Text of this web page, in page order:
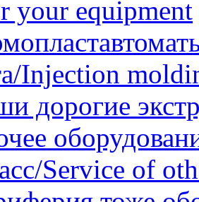
your equipment
Injection
дорогие
Service of